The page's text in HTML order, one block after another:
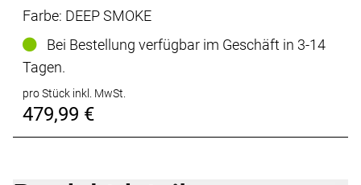
Farbe: DEEP SMOKE
Bei Bestellung verfügbar im Geschäft in 3-14
Tagen.
pro Stück inkl. MwSt.
479,99 €